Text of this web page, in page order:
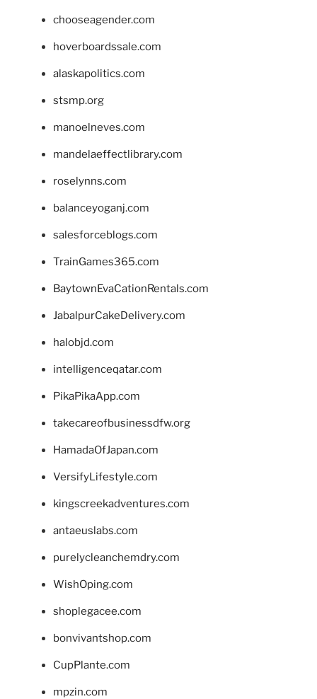
chooseagender.com
hoverboardssale.com
alaskapolitics.com
stsmp.org
manoelneves.com
mandelaeffectlibrary.com
roselynns.com
balanceyoganj.com
salesforceblogs.com
TrainGames365.com
BaytownEvaCationRentals.com
JabalpurCakeDelivery.com
halobjd.com
intelligenceqatar.com
PikaPikaApp.com
takecareofbusinessdfw.org
HamadaOfJapan.com
VersifyLifestyle.com
kingscreekadventures.com
antaeuslabs.com
purelycleanchemdry.com
WishOping.com
shoplegacee.com
bonvivantshop.com
CupPlante.com
mpzin.com